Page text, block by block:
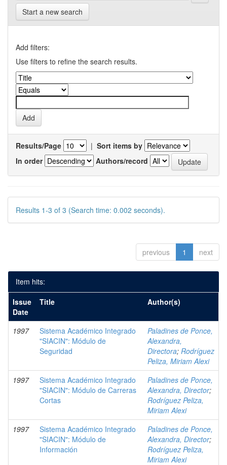
Start a new search
Add filters:
Use filters to refine the search results.
Results/Page | Sort items by
In order
Authors/record
Results 1-3 of 3 (Search time: 0.002 seconds).
previous 1 next
Item hits:
Issue
Date
Title Author(s)
1997
Sistema Académico Integrado
"SIACIN": Módulo de
Seguridad
Paladines de Ponce,
Alexandra,
Directora; Rodríguez
Peliza, Miriam Alexi
1997
Sistema Académico Integrado
"SIACIN": Módulo de Carreras
Cortas
Paladines de Ponce,
Alexandra, Director;
Rodríguez Peliza,
Miriam Alexi
1997
Sistema Académico Integrado
"SIACIN": Módulo de
Información
Paladines de Ponce,
Alexandra, Director;
Rodríguez Peliza,
Miriam Alexi